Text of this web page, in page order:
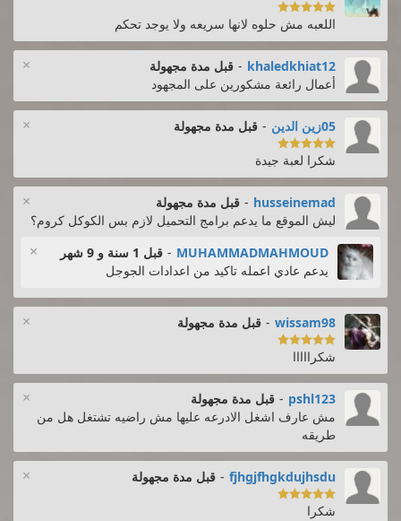

اللعبه مش حلوه لانها سريعه ولا يوجد تحكم
× khaledkhiat12
- قبل مدة مجهولة
أعمال رائعة مشكورين على المجهود
× 05زين الدين - قبل مدة مجهولة

شكرا لعبة جيدة
× husseinemad
- قبل مدة مجهولة
ليش الموقع ما يدعم برامج التحميل لازم بس الكوكل كروم؟
× MUHAMMADMAHMOUD
- قبل 1 سنة و 9 شهر
يدعم عادي اعمله تاكيد من اعدادات الجوجل
× wissam98
- قبل مدة مجهولة

شكرااااا
× pshl123
- قبل مدة مجهولة
مش عارف اشغل الادرعه عليها مش راضيه تشتغل هل من
طريقه
× fjhgjfhgkdujhsdu
- قبل مدة مجهولة

شكرا